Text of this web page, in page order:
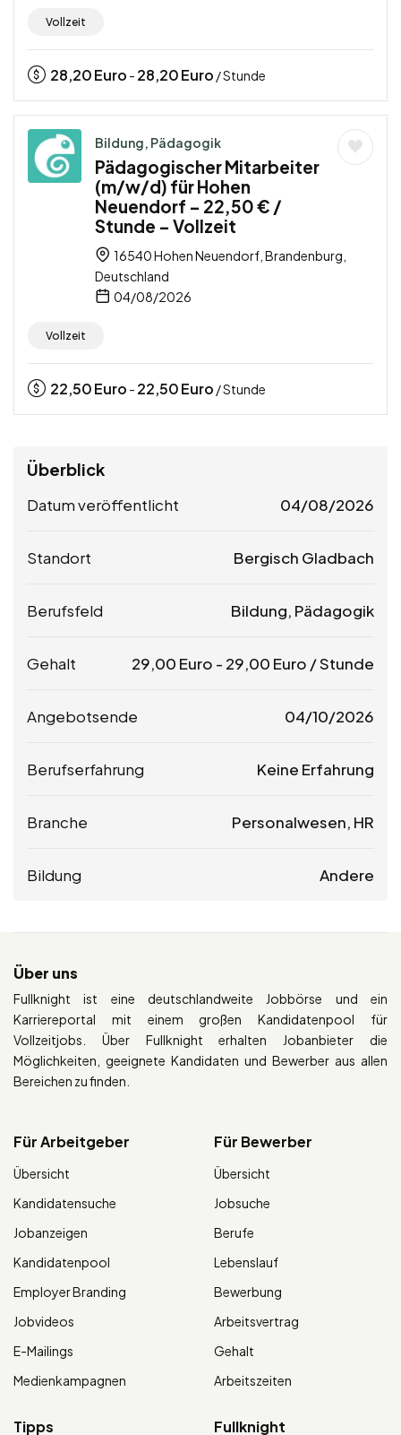
Vollzeit
28,20Euro - 28,20Euro / Stunde
Bildung, Pädagogik
Pädagogischer Mitarbeiter
(m/w/d) für Hohen
Neuendorf – 22,50 € /
Stunde – Vollzeit
16540 Hohen Neuendorf, Brandenburg,
Deutschland
04/08/2026
Vollzeit
22,50Euro - 22,50Euro / Stunde
Überblick
Datum veröffentlicht 04/08/2026
Standort Bergisch Gladbach
Berufsfeld Bildung, Pädagogik
Gehalt 29,00 Euro - 29,00 Euro / Stunde
Angebotsende 04/10/2026
Berufserfahrung Keine Erfahrung
Branche Personalwesen, HR
Bildung Andere
Über uns
Fullknight ist eine deutschlandweite Jobbörse und ein
Karriereportal mit einem großen Kandidatenpool für
Vollzeitjobs. Über Fullknight erhalten Jobanbieter die
Möglichkeiten, geeignete Kandidaten und Bewerber aus allen
Bereichen zu finden.
Für Arbeitgeber
Übersicht
Kandidatensuche
Jobanzeigen
Kandidatenpool
Employer Branding
Jobvideos
E-Mailings
Medienkampagnen
Für Bewerber
Übersicht
Jobsuche
Berufe
Lebenslauf
Bewerbung
Arbeitsvertrag
Gehalt
Arbeitszeiten
Tipps Fullknight